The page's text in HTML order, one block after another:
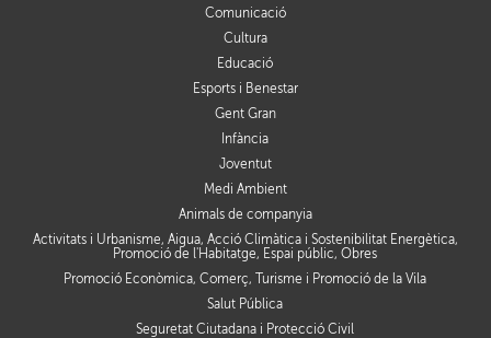
Comunicació
Cultura
Educació
Esports i Benestar
Gent Gran
Infància
Joventut
Medi Ambient
Animals de companyia
Activitats i Urbanisme, Aigua, Acció Climàtica i Sostenibilitat Energètica,
Promoció de l'Habitatge, Espai públic, Obres
Promoció Econòmica, Comerç, Turisme i Promoció de la Vila
Salut Pública
Seguretat Ciutadana i Protecció Civil